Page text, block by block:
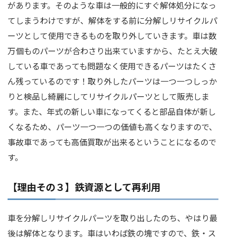
があります。そのような車は一般的にすぐ解体処分になっ
てしまうわけですが、解体をする前に分解しリサイクルパ
ーツとして使用できるものを取り外していきます。車は数
万個ものパーツが合わさり出来ていますから、たとえ大破
している車であっても問題なく使用できるパーツはたくさ
ん残っているのです！取り外したパーツは一つ一つしっか
りと検品し綺麗にしてリサイクルパーツとして販売しま
す。また、年式の新しい車になってくると部品自体が新し
くなるため、パーツ一つ一つの価値も高くなりますので、
事故車であっても高価買取が出来るということになるので
す。
【理由その３】鉄資源として再利用
車を分解しリサイクルパーツを取り出したのち、やはり最
後は解体となります。車はいわば鉄の塊ですので、鉄・ス